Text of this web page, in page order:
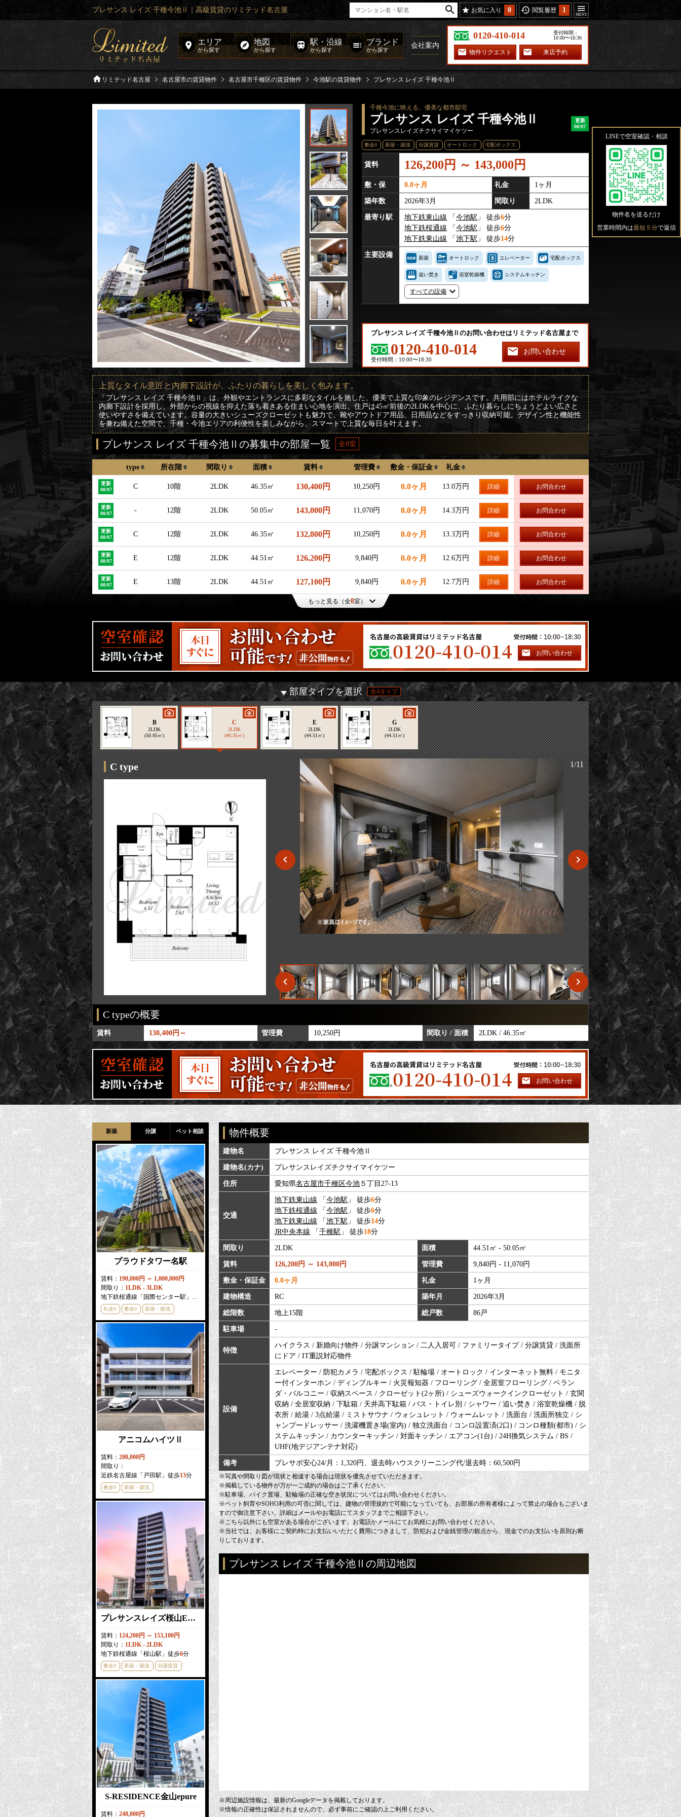
プレサンス レイズ 千種今池Ⅱ｜高級賃貸のリミテッド名古屋 お気に入り 0 閲覧履歴 1
エリア
から探す
地図
から探す
駅・沿線
から探す
ブランド
から探す
会社案内
0120-410-014
受付時間：
10:00〜18:30
物件リクエスト 来店予約
リミテッド名古屋 名古屋市の賃貸物件 名古屋市千種区の賃貸物件 今池駅の賃貸物件 プレサンス レイズ 千種今池Ⅱ
千種今池に映える、優美な都市邸宅
プレサンス レイズ 千種今池Ⅱ
プレサンスレイズチクサイマイケツー
更新
08/07
敷金0 新築・築浅 分譲賃貸 オートロック 宅配ボックス
賃料 126,200円 ～ 143,000円
敷・保 0.0ヶ月 礼金 1ヶ月
築年数 2026年3月 間取り 2LDK
最寄り駅 地下鉄東山線 「 今池駅 」 徒歩6分
地下鉄桜通線 「 今池駅 」 徒歩6分
地下鉄東山線 「 池下駅 」 徒歩14分
主要設備 新築 オートロック エレベーター 宅配ボックス
追い焚き 浴室乾燥機 システムキッチン
すべての設備
プレサンス レイズ 千種今池Ⅱのお問い合わせはリミテッド名古屋まで
0120-410-014
受付時間：10:00〜18:30
お問い合わせ
上質なタイル意匠と内廊下設計が、ふたりの暮らしを美しく包みます。
「プレサンス レイズ 千種今池Ⅱ」は、外観やエントランスに多彩なタイルを施した、優美で上質な印象のレジデンスです。共用部にはホテルライクな
内廊下設計を採用し、外部からの視線を抑えた落ち着きある住まい心地を演出。住戸は45㎡前後の2LDKを中心に、ふたり暮らしにちょうどよい広さと
使いやすさを備えています。容量の大きいシューズクローゼットも魅力で、靴やアウトドア用品、日用品などをすっきり収納可能。デザイン性と機能性
を兼ね備えた空間で、千種・今池エリアの利便性を楽しみながら、スマートで上質な毎日を叶えます。
プレサンス レイズ 千種今池Ⅱの募集中の部屋一覧 全8室
type 所在階 間取り 面積 賃料 管理費 敷金・保証金 礼金
更新
08/07
C 10階 2LDK 46.35㎡ 130,400円 10,250円 0.0ヶ月 13.0万円 詳細 お問合わせ
更新
08/07
- 12階 2LDK 50.05㎡ 143,000円 11,070円 0.0ヶ月 14.3万円 詳細 お問合わせ
更新
08/07
C 12階 2LDK 46.35㎡ 132,800円 10,250円 0.0ヶ月 13.3万円 詳細 お問合わせ
更新
08/07
E 12階 2LDK 44.51㎡ 126,200円 9,840円 0.0ヶ月 12.6万円 詳細 お問合わせ
更新
08/07
E 13階 2LDK 44.51㎡ 127,100円 9,840円 0.0ヶ月 12.7万円 詳細 お問合わせ
もっと見る（全8室）
お問い合わせ
部屋タイプを選択 全4タイプ
B
2LDK
(50.05㎡)
C
2LDK
(46.35㎡)
E
2LDK
(44.51㎡)
G
2LDK
(44.51㎡)
1/10
/ 50.05㎡
C type 1/11
C typeの概要
賃料 130,400円～ 管理費 10,250円 間取り / 面積 2LDK / 46.35㎡
E type
E typeの概要
賃料 125,300円
お問い合わせ
新築 分譲 ペット相談
プラウドタワー名駅
賃料： 190,000円 ～ 1,000,000円
間取り： 1LDK - 3LDK
地下鉄桜通線「国際センター駅」徒歩
分
礼金0 敷金0 新築・築浅
アニコムハイツⅡ
賃料： 200,000円
間取り：
近鉄名古屋線「戸田駅」徒歩13分
敷金0 新築・築浅
プレサンスレイズ桜山EAST
賃料： 124,200円 ～ 153,100円
間取り： 1LDK - 2LDK
地下鉄桜通線「桜山駅」徒歩6分
敷金0 新築・築浅 分譲賃貸
S-RESIDENCE金山epure
賃料： 248,000円
物件概要
建物名 プレサンス レイズ 千種今池Ⅱ
建物名(カナ) プレサンスレイズチクサイマイケツー
住所 愛知県名古屋市千種区今池 ５丁目27-13
交通
地下鉄東山線 「 今池駅 」 徒歩6分
地下鉄桜通線 「 今池駅 」 徒歩6分
地下鉄東山線 「 池下駅 」 徒歩14分
JR中央本線 「 千種駅 」 徒歩18分
間取り 2LDK 面積 44.51㎡ - 50.05㎡
賃料 126,200円 ～ 143,000円 管理費 9,840円 - 11,070円
敷金・保証金 0.0ヶ月 礼金 1ヶ月
建物構造 RC 築年月 2026年3月
総階数 地上15階 総戸数 86戸
駐車場 -
特徴
ハイクラス / 新婚向け物件 / 分譲マンション / 二人入居可 / ファミリータイプ / 分譲賃貸 / 洗面所
にドア / IT重説対応物件
設備
エレベーター / 防犯カメラ / 宅配ボックス / 駐輪場 / オートロック / インターネット無料 / モニタ
ー付インターホン / ディンブルキー / 火災報知器 / フローリング / 全居室フローリング / ベラン
ダ・バルコニー / 収納スペース / クローゼット(2ヶ所) / シューズウォークインクローゼット / 玄関
収納 / 全居室収納 / 下駄箱 / 天井高下駄箱 / バス・トイレ別 / シャワー / 追い焚き / 浴室乾燥機 / 脱
衣所 / 給湯 / 3点給湯 / ミストサウナ / ウォシュレット / ウォームレット / 洗面台 / 洗面所独立 / シ
ャンプードレッサー / 洗濯機置き場(室内) / 独立洗面台 / コンロ設置済(2口) / コンロ種類(都市) / シ
ステムキッチン / カウンターキッチン / 対面キッチン / エアコン(1台) / 24H換気システム / BS /
UHF(地デジアンテナ対応)
備考 プレサポ安心24/月：1,320円、退去時ハウスクリーニング代/退去時：60,500円
※写真や間取り図が現状と相違する場合は現状を優先させていただきます。
※掲載している物件が万が一ご成約の場合はご了承ください。
※駐車場、バイク置場、駐輪場の正確な空き状況についてはお問い合わせください。
※ペット飼育やSOHO利用の可否に関しては、建物の管理規約で可能になっていても、お部屋の所有者様によって禁止の場合もございま
すので御注意下さい。詳細はメールやお電話にてスタッフまでご相談下さい。
※こちら以外にも空室がある場合がございます。お電話かメールにてお気軽にお問い合わせください。
※当社では、お客様にご契約時にお支払いいただく費用につきまして、防犯および金銭管理の観点から、現金でのお支払いを原則お断
りしております。
プレサンス レイズ 千種今池Ⅱの周辺地図
※周辺施設情報は、最新のGoogleデータを掲載しております。
※情報の正確性は保証されませんので、必ず事前にご確認の上ご利用ください。
LINEで空室確認・相談
物件名を送るだけ
営業時間内は最短５分で返信